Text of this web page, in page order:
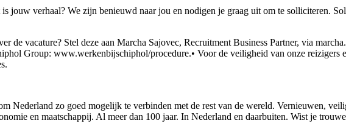
jouw verhaal? We zijn benieuwd naar jou en nodigen je graag uit om te solliciteren.
de vacature? Stel deze aan Marcha Sajovec, Recruitment Business Partner, via
Group: www.werkenbijschiphol/procedure.• Voor de veiligheid van onze
Nederland zo goed mogelijk te verbinden met de rest van de wereld. Vernieuwen,
en maatschappij. Al meer dan 100 jaar. In Nederland en daarbuiten. Wist je